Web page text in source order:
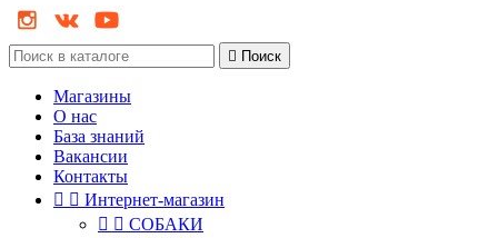
 Поиск
Магазины
О нас
База знаний
Вакансии
Контакты
  Интернет-магазин
  СОБАКИ